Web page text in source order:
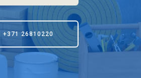
+371 26810220